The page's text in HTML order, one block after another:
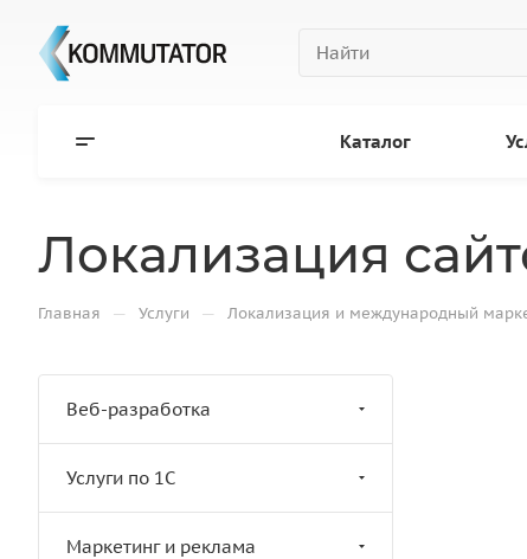
Каталог
Локализация
Главная — Услуги — Локализация и международный
Веб-разработка
Услуги по 1С
Маркетинг и реклама